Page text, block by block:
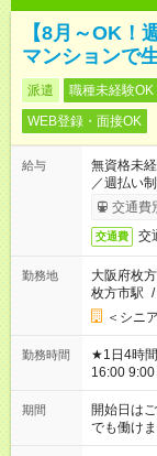
【8月～OK！
マンションで
派遣 職種未経験OK
WEB登録・面接OK
給与
無資格未
／週払い
了次第の
交通費
交通費 交
勤務地
大阪府枚
枚方市駅 /
＜シニ
勤務時間
★1日4時間～の時短シ
16:00 9:00～
場合、他
ん ※法令
となりま
短時間・
期間
開始日は
でも働けま